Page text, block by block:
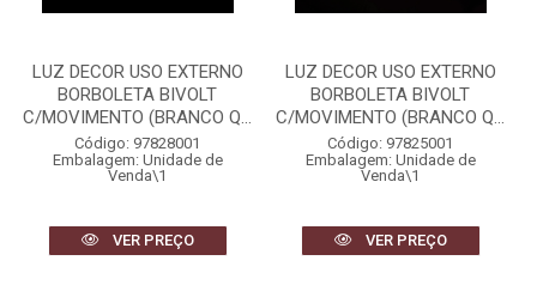
LUZ DECOR USO EXTERNO
BORBOLETA BIVOLT
C/MOVIMENTO (BRANCO Q...
Código: 97828001
Embalagem: Unidade de
Venda\1
VER PREÇO
LUZ DECOR USO EXTERNO
BORBOLETA BIVOLT
C/MOVIMENTO (BRANCO Q...
Código: 97825001
Embalagem: Unidade de
Venda\1
VER PREÇO